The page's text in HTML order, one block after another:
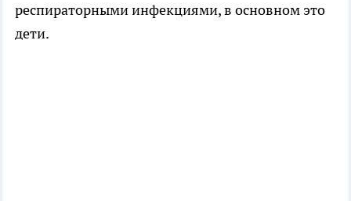
респираторными инфекциями, в основном это
дети.